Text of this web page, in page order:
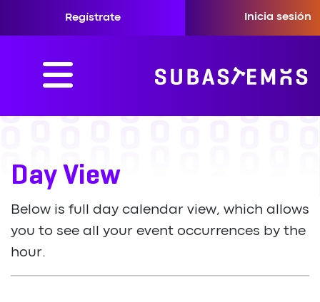
Regístrate Inicia sesión
Day View
Below is full day calendar view, which allows
you to see all your event occurrences by the
hour.